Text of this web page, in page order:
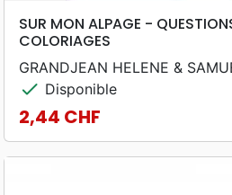
SUR MON ALPAGE -
COLORIAGES
GRANDJEAN HELENE &
check Disponible
Prix
2,44 CHF